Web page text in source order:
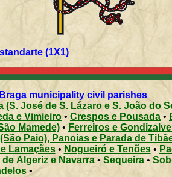
(1X1)
municipality civil parishes
(S. José de S. Lázaro e S. João do
e Vimieiro • Crespos e Pousada •
Mamede)• Ferreiros e
Paio), Panoias e Parada de
Lamaçães• Nogueiró e Tenões•
Algeriz e Navarra•Sequeira •
•